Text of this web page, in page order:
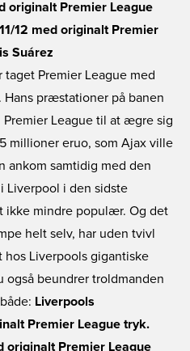
originalt Premier League
12 med originalt Premier
Suárez
taget Premier League med
præstationer på banen
Premier League til at ægre sig
millioner eruo, som Ajax ville
ankom samtidig med den
Liverpool i den sidste
ikke mindre populær. Og det
helt selv, har uden tvivl
Liverpools gigantiske
også beundrer troldmanden
Liverpools
Premier League tryk.
originalt Premier League